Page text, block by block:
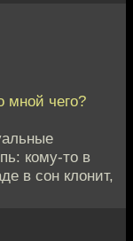
мной чего?
кому-то в
в сон клонит,